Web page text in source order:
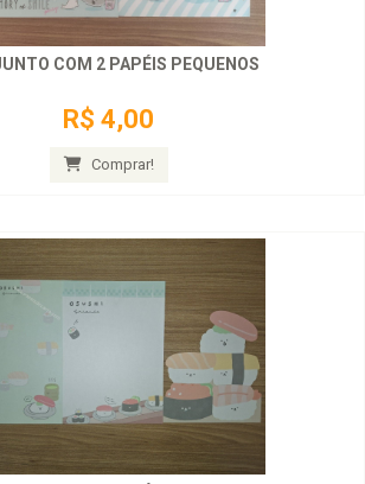
COM 2 PAPÉIS PEQUENOS
R$ 4,00
Comprar!